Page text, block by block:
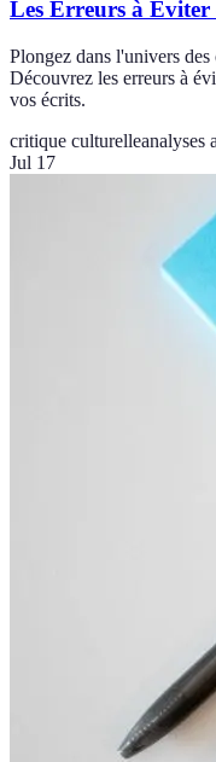
Les Erreurs à
Plongez dans l'univers
Découvrez les erreurs à
vos écrits.
critique culturelleanalyses
Jul 17